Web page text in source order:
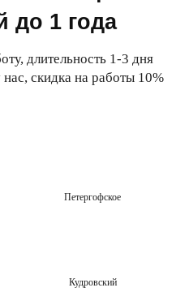
до 1 года
длительность 1-3 дня
скидка на работы 10%
Петергофское
Кудровский